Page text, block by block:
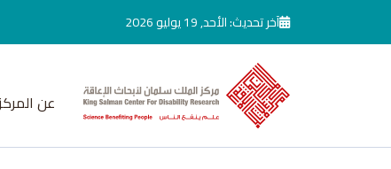
تجاوز إلى المحتوى الرئيسيآخر تحديث: الأحد, 19 يوليو 2026
عن المركز